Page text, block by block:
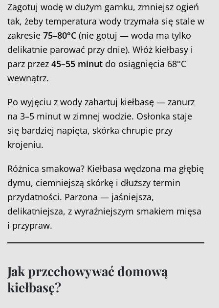
Zagotuj wodę w dużym garnku, zmniejsz ogień
tak, żeby temperatura wody trzymała się stale w
zakresie 75–80°C (nie gotuj — woda ma tylko
delikatnie parować przy dnie). Włóż kiełbasy i
parz przez 45–55 minut do osiągnięcia 68°C
wewnątrz.
Po wyjęciu z wody zahartuj kiełbasę — zanurz
na 3–5 minut w zimnej wodzie. Osłonka staje
się bardziej napięta, skórka chrupie przy
krojeniu.
Różnica smakowa? Kiełbasa wędzona ma głębię
dymu, ciemniejszą skórkę i dłuższy termin
przydatności. Parzona — jaśniejsza,
delikatniejsza, z wyraźniejszym smakiem mięsa
i przypraw.
Jak przechowywać domową
kiełbasę?